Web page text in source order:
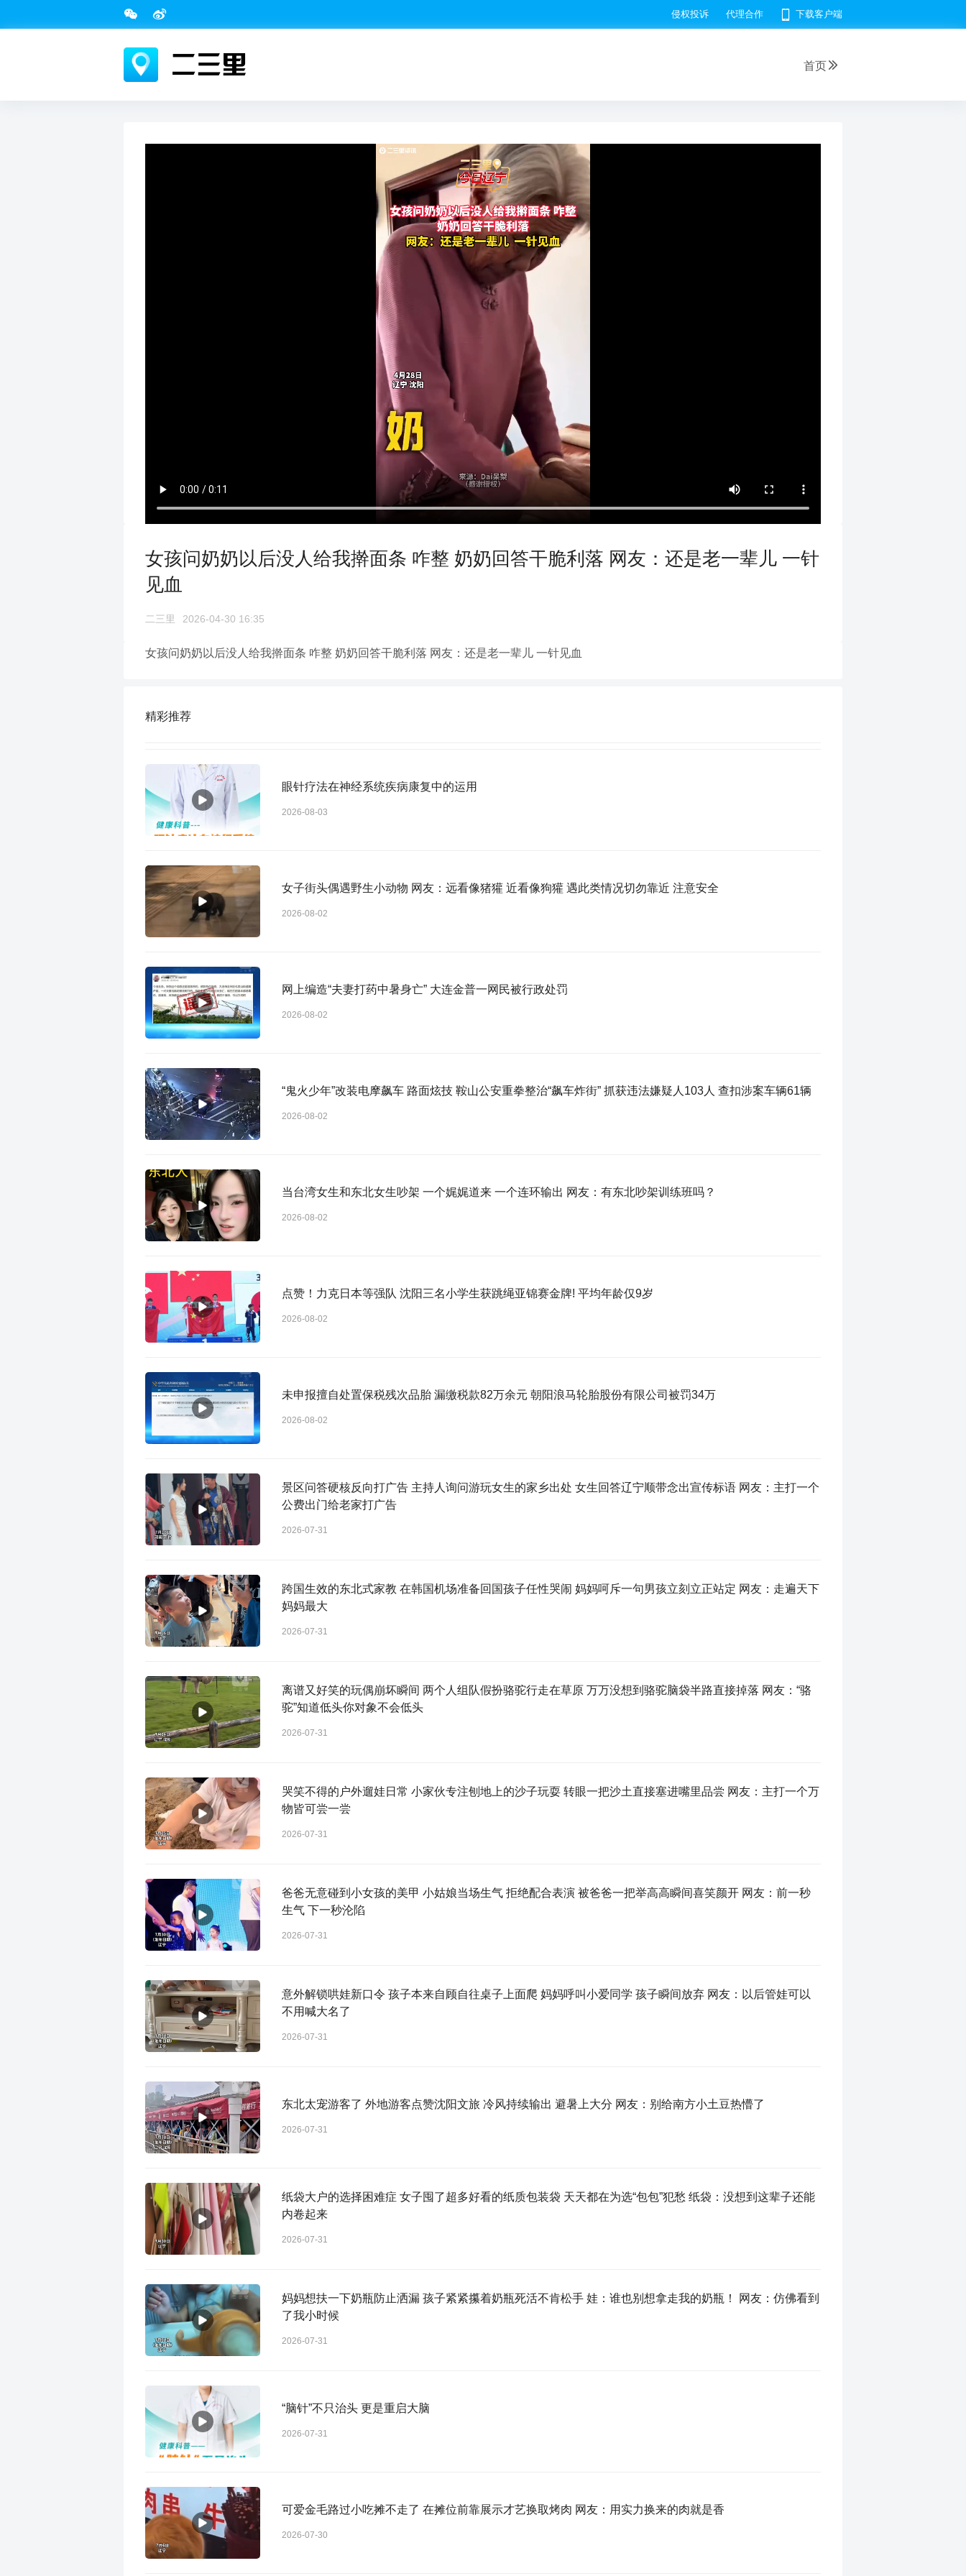
侵权投诉 代理合作 下载客户端
首页
女孩问奶奶以后没人给我擀面条 咋整 奶奶回答干脆利落 网友：还是老一辈儿 一针
见血
二三里 2026-04-30 16:35
女孩问奶奶以后没人给我擀面条 咋整 奶奶回答干脆利落 网友：还是老一辈儿 一针见血
精彩推荐
眼针疗法在神经系统疾病康复中的运用
2026-08-03
女子街头偶遇野生小动物 网友：远看像猪獾 近看像狗獾 遇此类情况切勿靠近 注意安全
2026-08-02
网上编造“夫妻打药中暑身亡” 大连金普一网民被行政处罚
2026-08-02
“鬼火少年”改装电摩飙车 路面炫技 鞍山公安重拳整治“飙车炸街” 抓获违法嫌疑人103人 查扣涉案车辆61辆
2026-08-02
当台湾女生和东北女生吵架 一个娓娓道来 一个连环输出 网友：有东北吵架训练班吗？
2026-08-02
点赞！力克日本等强队 沈阳三名小学生获跳绳亚锦赛金牌! 平均年龄仅9岁
2026-08-02
未申报擅自处置保税残次品胎 漏缴税款82万余元 朝阳浪马轮胎股份有限公司被罚34万
2026-08-02
景区问答硬核反向打广告 主持人询问游玩女生的家乡出处 女生回答辽宁顺带念出宣传标语 网友：主打一个
公费出门给老家打广告
2026-07-31
跨国生效的东北式家教 在韩国机场准备回国孩子任性哭闹 妈妈呵斥一句男孩立刻立正站定 网友：走遍天下
妈妈最大
2026-07-31
离谱又好笑的玩偶崩坏瞬间 两个人组队假扮骆驼行走在草原 万万没想到骆驼脑袋半路直接掉落 网友：“骆
驼”知道低头你对象不会低头
2026-07-31
哭笑不得的户外遛娃日常 小家伙专注刨地上的沙子玩耍 转眼一把沙土直接塞进嘴里品尝 网友：主打一个万
物皆可尝一尝
2026-07-31
爸爸无意碰到小女孩的美甲 小姑娘当场生气 拒绝配合表演 被爸爸一把举高高瞬间喜笑颜开 网友：前一秒
生气 下一秒沦陷
2026-07-31
意外解锁哄娃新口令 孩子本来自顾自往桌子上面爬 妈妈呼叫小爱同学 孩子瞬间放弃 网友：以后管娃可以
不用喊大名了
2026-07-31
东北太宠游客了 外地游客点赞沈阳文旅 冷风持续输出 避暑上大分 网友：别给南方小土豆热懵了
2026-07-31
纸袋大户的选择困难症 女子囤了超多好看的纸质包装袋 天天都在为选“包包”犯愁 纸袋：没想到这辈子还能
内卷起来
2026-07-31
妈妈想扶一下奶瓶防止洒漏 孩子紧紧攥着奶瓶死活不肯松手 娃：谁也别想拿走我的奶瓶！ 网友：仿佛看到
了我小时候
2026-07-31
“脑针”不只治头 更是重启大脑
2026-07-31
可爱金毛路过小吃摊不走了 在摊位前靠展示才艺换取烤肉 网友：用实力换来的肉就是香
2026-07-30